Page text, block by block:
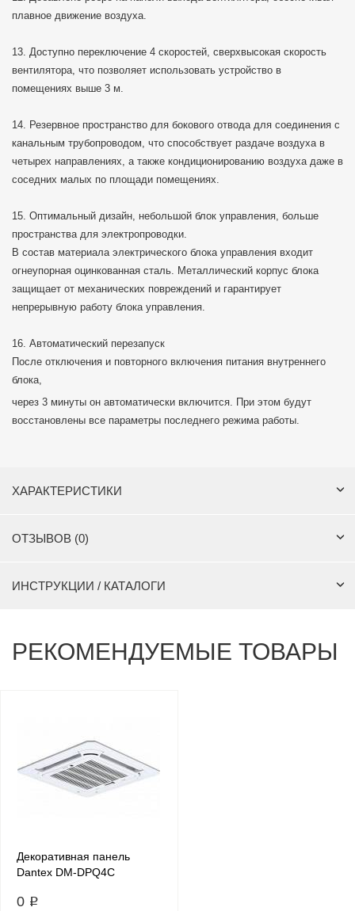
плавное движение воздуха.
13. Доступно переключение 4 скоростей, сверхвысокая скорость
вентилятора, что позволяет использовать устройство в
помещениях выше 3 м.
14. Резервное пространство для бокового отвода для соединения с
канальным трубопроводом, что способствует раздаче воздуха в
четырех направлениях, а также кондиционированию воздуха даже в
соседних малых по площади помещениях.
15. Оптимальный дизайн, небольшой блок управления, больше
пространства для электропроводки.
В состав материала электрического блока управления входит
огнеупорная оцинкованная сталь. Металлический корпус блока
защищает от механических повреждений и гарантирует
непрерывную работу блока управления.
16. Автоматический перезапуск
После отключения и повторного включения питания внутреннего
блока,
через 3 минуты он автоматически включится. При этом будут
восстановлены все параметры последнего режима работы.
ХАРАКТЕРИСТИКИ
ОТЗЫВОВ (0)
ИНСТРУКЦИИ / КАТАЛОГИ
РЕКОМЕНДУЕМЫЕ ТОВАРЫ
Декоративная панель
Dantex DM-DPQ4C
0 ₽